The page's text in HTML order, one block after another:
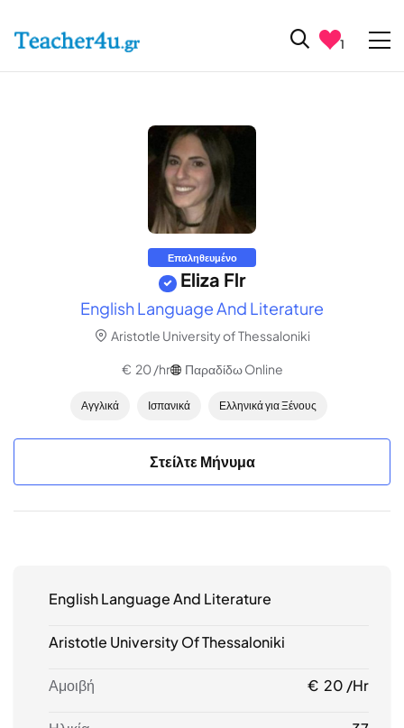
1
Επαληθευμένο
Eliza Flr
English Language And Literature
Aristotle University of Thessaloniki
€ 20 /hr Παραδίδω Online
Αγγλικά Ισπανικά Ελληνικά για Ξένους
Στείλτε Μήνυμα
English Language And Literature
Aristotle University Of Thessaloniki
Αμοιβή € 20 /hr